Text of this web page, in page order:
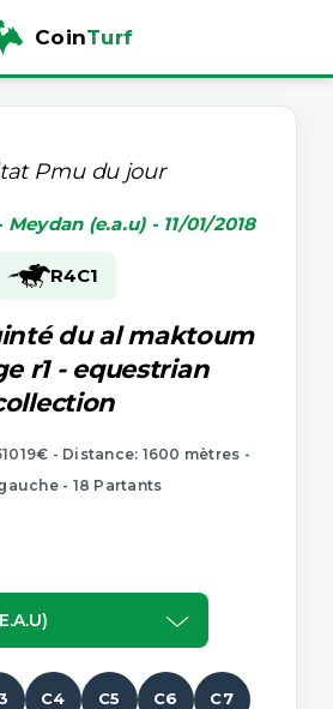
CoinTurf
Pmu du jour
(e.a.u) - 11/01/2018
R4C1
du al maktoum
r1 - equestrian
- Distance: 1600 mètres -
- 18 Partants
C4 C5 C6 C7